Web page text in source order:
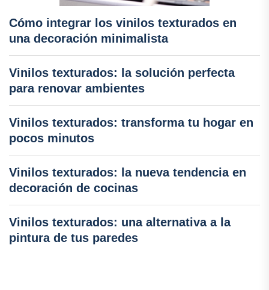
Cómo integrar los vinilos texturados en
una decoración minimalista
Vinilos texturados: la solución perfecta
para renovar ambientes
Vinilos texturados: transforma tu hogar en
pocos minutos
Vinilos texturados: la nueva tendencia en
decoración de cocinas
Vinilos texturados: una alternativa a la
pintura de tus paredes